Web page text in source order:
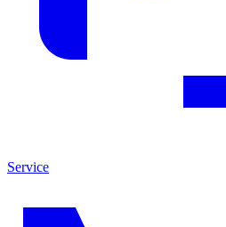
Service